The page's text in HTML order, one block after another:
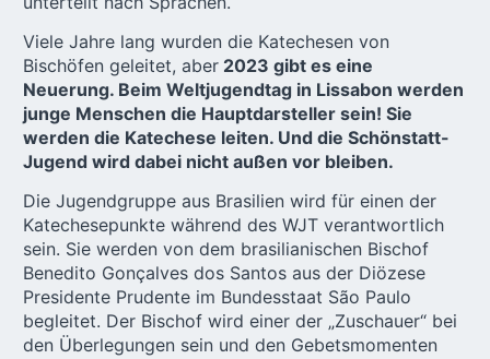
Viele Jahre lang wurden die Katechesen von
Bischöfen geleitet, aber 2023 gibt es eine
Neuerung. Beim Weltjugendtag in Lissabon werden
junge Menschen die Hauptdarsteller sein! Sie
werden die Katechese leiten. Und die Schönstatt-
Jugend wird dabei nicht außen vor bleiben.
Die Jugendgruppe aus Brasilien wird für einen der
Katechesepunkte während des WJT verantwortlich
sein. Sie werden von dem brasilianischen Bischof
Benedito Gonçalves dos Santos aus der Diözese
Presidente Prudente im Bundesstaat São Paulo
begleitet. Der Bischof wird einer der „Zuschauer“ bei
den Überlegungen sein und den Gebetsmomenten